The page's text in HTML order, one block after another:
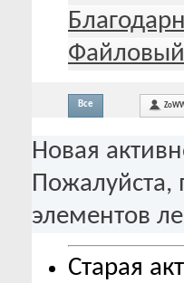
Все
Новая
Пожалуйста,
элементов
Старая